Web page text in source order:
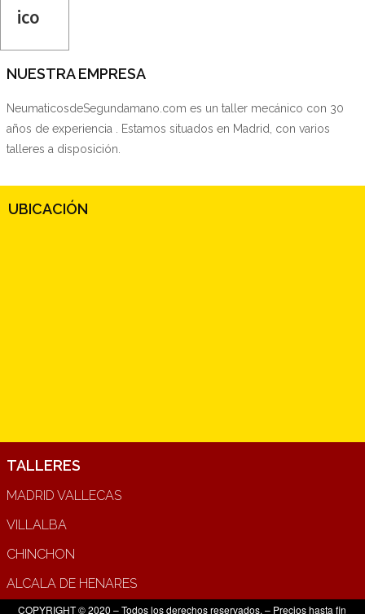
ico
NUESTRA EMPRESA
NeumaticosdeSegundamano.com es un taller mecánico con 30
años de experiencia . Estamos situados en Madrid, con varios
talleres a disposición.
UBICACIÓN
TALLERES
MADRID VALLECAS
VILLALBA
CHINCHON
ALCALA DE HENARES
COPYRIGHT © 2020 – Todos los derechos reservados. – Precios hasta fin